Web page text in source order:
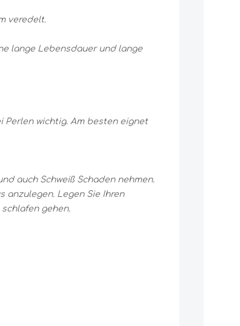
veredelt.
lange Lebensdauer und lange
Perlen wichtig. Am besten eignet
auch Schweiß Schaden nehmen.
anzulegen. Legen Sie Ihren
gehen.